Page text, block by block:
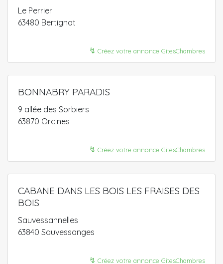
Le Perrier
63480 Bertignat
↯ Créez votre annonce GitesChambres
BONNABRY PARADIS
9 allée des Sorbiers
63870 Orcines
↯ Créez votre annonce GitesChambres
CABANE DANS LES BOIS LES FRAISES DES
BOIS
Sauvessannelles
63840 Sauvessanges
↯ Créez votre annonce GitesChambres